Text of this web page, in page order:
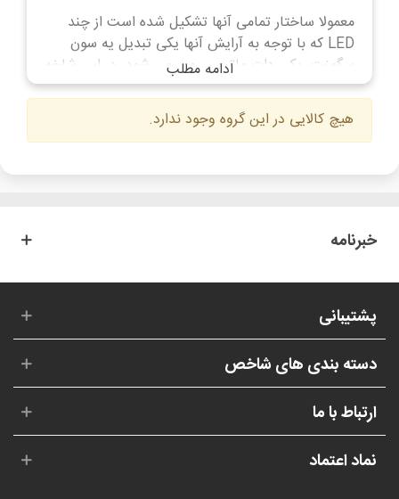
معمولا ساختار تمامی آنها تشکیل شده است از چند
LED که با توجه به آرایش آنها یکی تبدیل یه سون
سگمنت، یکی دات ماتریس و .. می شود. در این شاخه
تنوع بالایی از انواع نمایشگرهای مختلف از قبیل سون
سگمنت، دات ماتریس، بارگراف و ... که هر کدام نیز
دارای تنوع بسیار بالا در انواع رنگ های مختلف هستند
بخش، پروژه های خود را به بهترین نحو ممکن و
بصورت حرفه ای پیاده سازی نمایید.
ادامه مطلب
هیچ کالایی در این گروه وجود ندارد.
خبرنامه
پشتیبانی
دسته بندی های شاخص
ارتباط با ما
نماد اعتماد